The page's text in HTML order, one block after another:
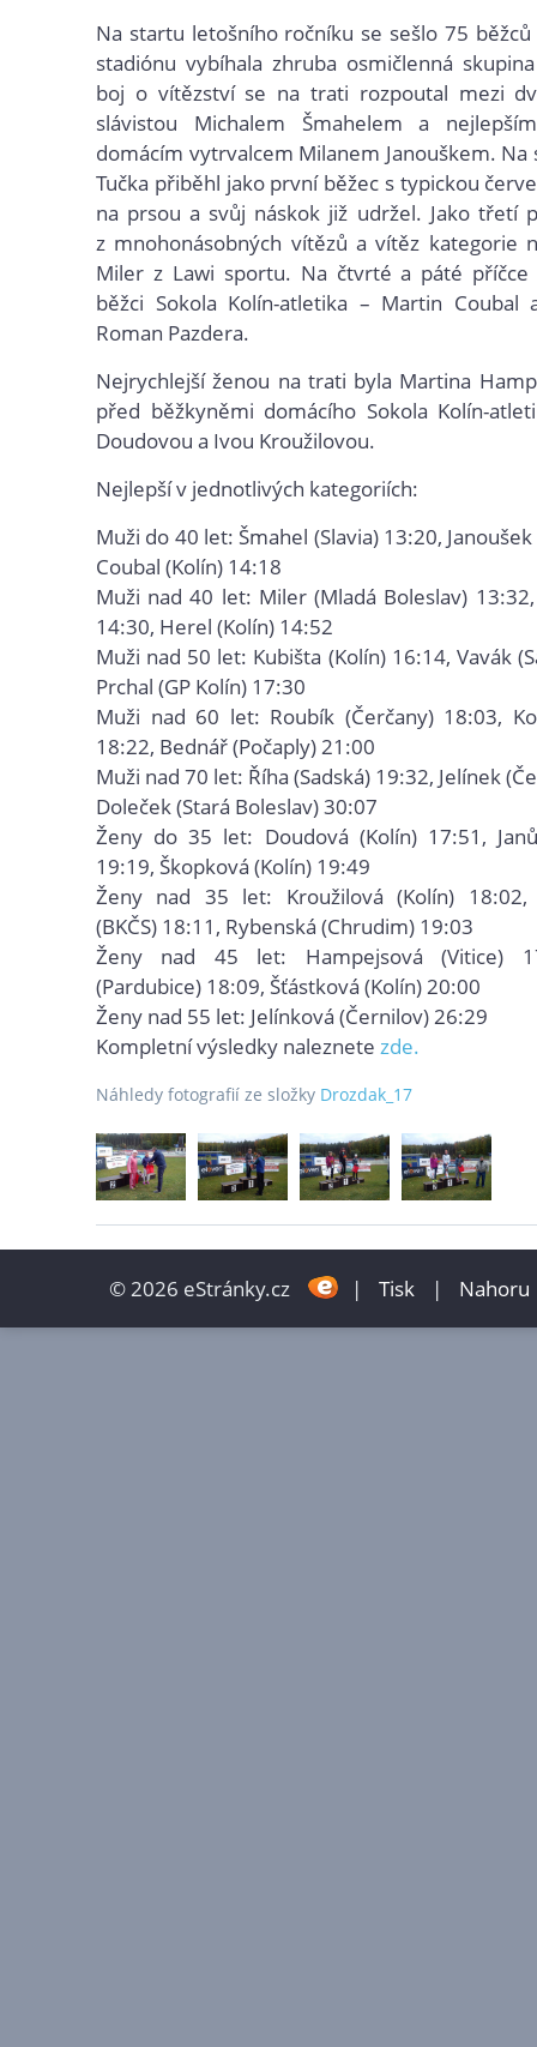
Na startu letošního ročníku se sešlo 75
stadiónu vybíhala zhruba osmičlenná
boj o vítězství se na trati rozpoutal mezi
slávistou Michalem Šmahelem a
domácím vytrvalcem Milanem Janouškem. Na
Tučka přiběhl jako první běžec s typickou
na prsou a svůj náskok již udržel. Jako třetí
z mnohonásobných vítězů a vítěz kategorie
Miler z Lawi sportu. Na čtvrté a páté příčce
běžci Sokola Kolín-atletika – Martin Coubal
Roman Pazdera.
Nejrychlejší ženou na trati byla Martina
před běžkyněmi domácího Sokola Kolín-
Doudovou a Ivou Kroužilovou.
Nejlepší v jednotlivých kategoriích:
Muži do 40 let: Šmahel (Slavia) 13:20,
Coubal (Kolín) 14:18
Muži nad 40 let: Miler (Mladá Boleslav)
14:30, Herel (Kolín) 14:52
Muži nad 50 let: Kubišta (Kolín) 16:14, Vavák
Prchal (GP Kolín) 17:30
Muži nad 60 let: Roubík (Čerčany) 18:03,
18:22, Bednář (Počaply) 21:00
Muži nad 70 let: Říha (Sadská) 19:32, Jelínek
Doleček (Stará Boleslav) 30:07
Ženy do 35 let: Doudová (Kolín) 17:51,
19:19, Škopková (Kolín) 19:49
Ženy nad 35 let: Kroužilová (Kolín) 18:02,
(BKČS) 18:11, Rybenská (Chrudim) 19:03
Ženy nad 45 let: Hampejsová (Vitice)
(Pardubice) 18:09, Šťástková (Kolín) 20:00
Ženy nad 55 let: Jelínková (Černilov) 26:29
Kompletní výsledky naleznete zde.
Náhledy fotografií ze složky Drozdak_17
© 2026 eStránky.cz | Tisk | Nahoru